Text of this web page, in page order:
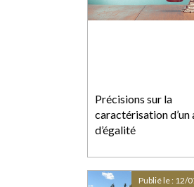
Précisions sur la
caractérisation d’un
d’égalité
Publié le : 12/